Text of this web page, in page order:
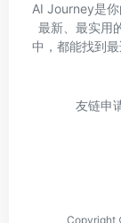
AI Journey是
最新、最实用
中，都能找到
友链申
Copyright